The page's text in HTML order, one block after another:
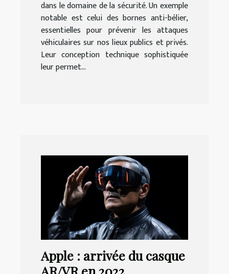
dans le domaine de la sécurité. Un exemple
notable est celui des bornes anti-bélier,
essentielles pour prévenir les attaques
véhiculaires sur nos lieux publics et privés.
Leur conception technique sophistiquée
leur permet...
Apple : arrivée du casque
AR/VR en 2022